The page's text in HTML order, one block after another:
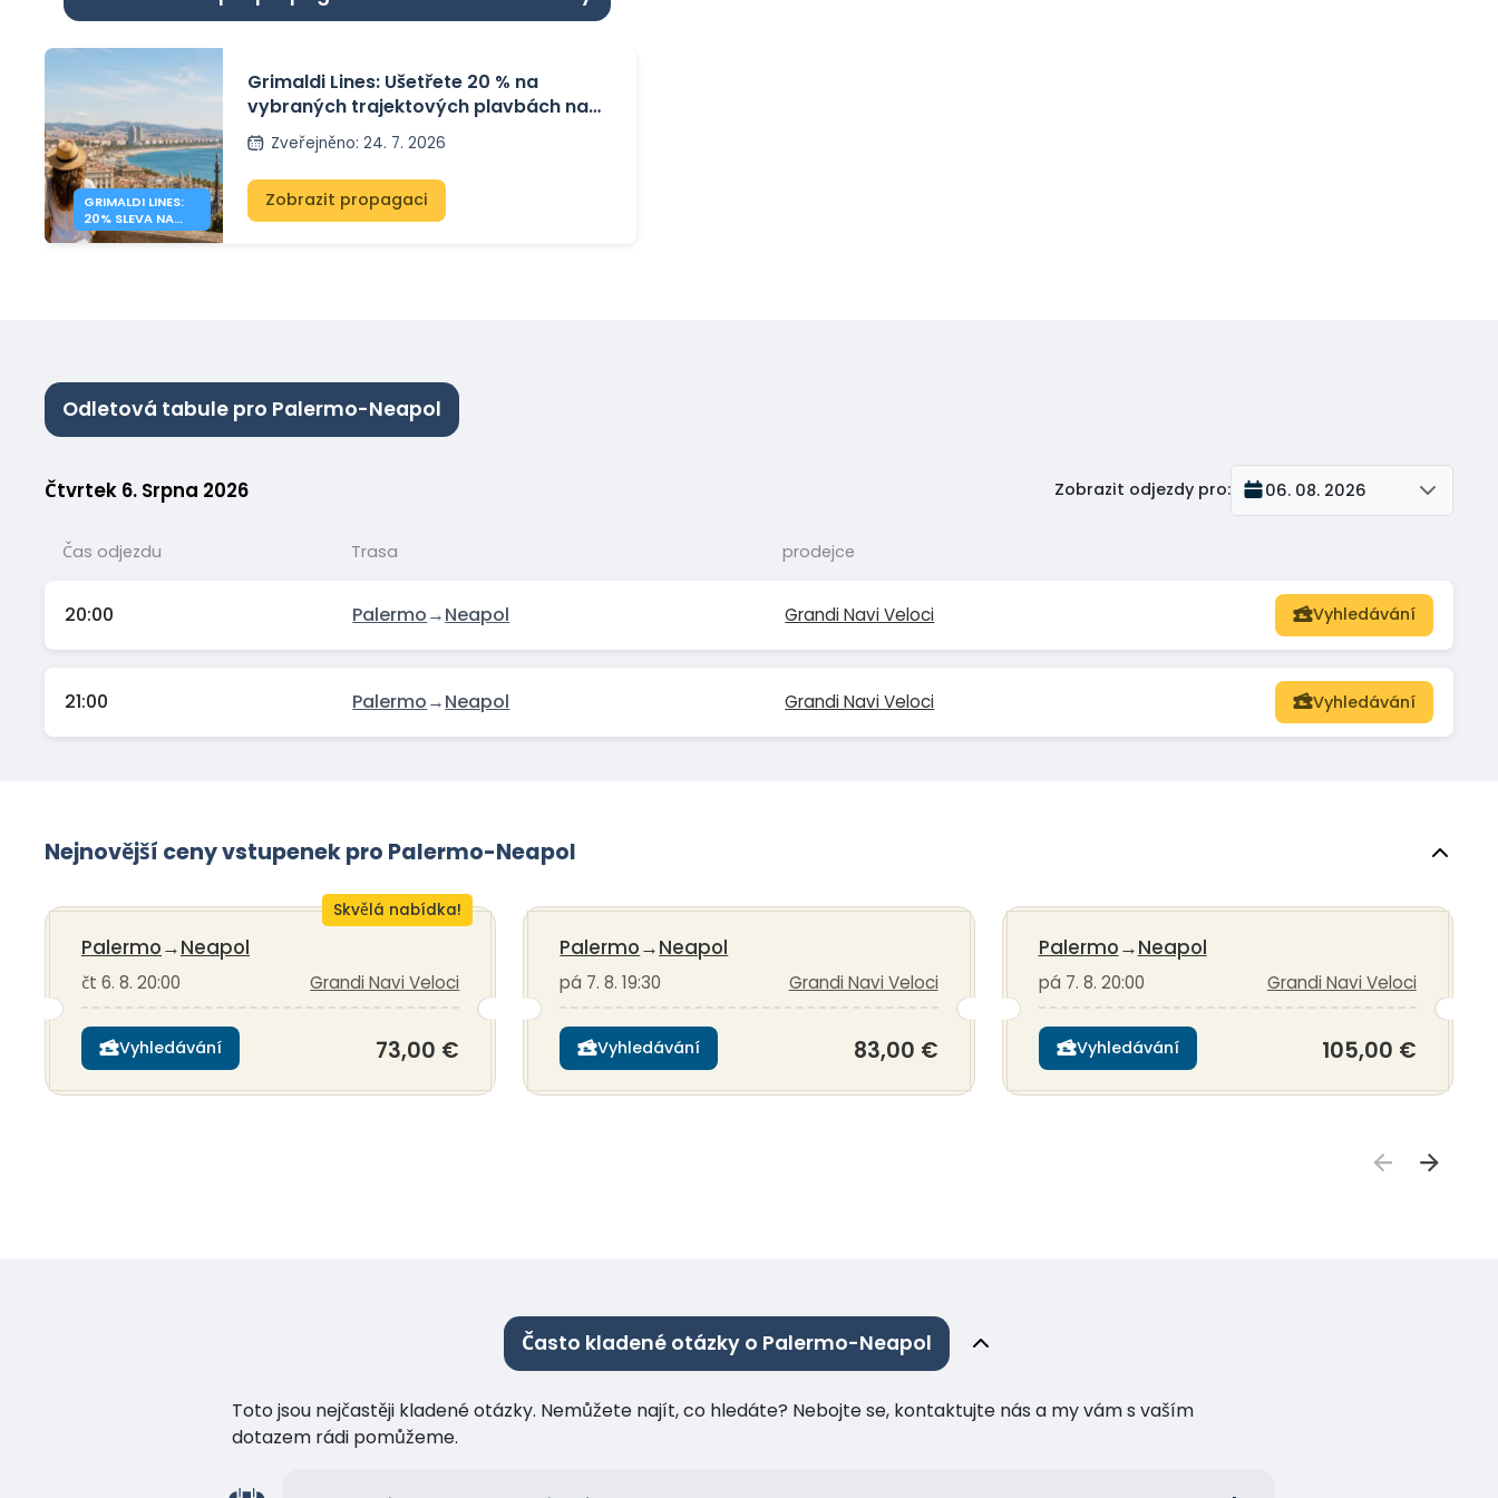
GRIMALDI LINES:
20% SLEVA NA
TRAJEKTY ZE
Grimaldi Lines: Ušetřete 20 % na
vybraných trajektových plavbách na
Sardinii, Sicílii a do Španělska
Zveřejněno: 24. 7. 2026
Zobrazit propagaci
Odletová tabule pro Palermo-Neapol
Čtvrtek 6. Srpna 2026 Zobrazit odjezdy pro: 06. 08. 2026
Čas odjezdu Trasa prodejce
20:00 Palermo→Neapol Grandi Navi Veloci Vyhledávání
21:00 Palermo→Neapol Grandi Navi Veloci Vyhledávání
Nejnovější ceny vstupenek pro Palermo-Neapol
Skvělá nabídka!
Palermo→Neapol
čt 6. 8. 20:00 Grandi Navi Veloci
Vyhledávání 73,00 €
Palermo→Neapol
pá 7. 8. 19:30 Grandi Navi Veloci
Vyhledávání 83,00 €
Palermo→Neapol
pá 7. 8. 20:00 Grandi Navi Veloci
Vyhledávání 105,00 €
Často kladené otázky o Palermo-Neapol
Toto jsou nejčastěji kladené otázky. Nemůžete najít, co hledáte? Nebojte se, kontaktujte nás a my vám s vaším
dotazem rádi pomůžeme.